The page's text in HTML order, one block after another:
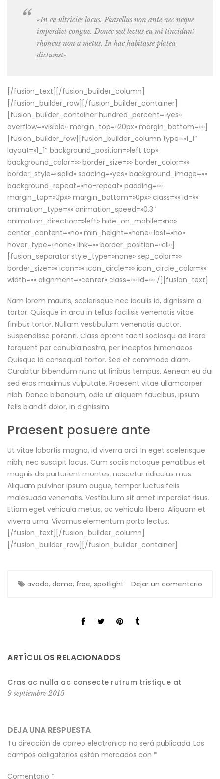
«In eu ultricies lacus. Phasellus non ante nec neque
imperdiet congue. Donec sed lectus eu mi tincidunt
rhoncus non a metus. In hac habitasse platea
dictumst»
[/fusion_text][/fusion_builder_column]
[/fusion_builder_row][/fusion_builder_container]
[fusion_builder_container hundred_percent=»yes»
overflow=»visible» margin_top=»20px» margin_bottom=»»]
[fusion_builder_row][fusion_builder_column type=»1_1″
layout=»1_1″ background_position=»left top»
background_color=»» border_size=»» border_color=»»
border_style=»solid» spacing=»yes» background_image=»»
background_repeat=»no-repeat» padding=»»
margin_top=»0px» margin_bottom=»0px» class=»» id=»»
animation_type=»» animation_speed=»0.3″
animation_direction=»left» hide_on_mobile=»no»
center_content=»no» min_height=»none» last=»no»
hover_type=»none» link=»» border_position=»all»]
[fusion_separator style_type=»none» sep_color=»»
border_size=»» icon=»» icon_circle=»» icon_circle_color=»»
width=»» alignment=»center» class=»» id=»» /][fusion_text]
Nam lorem mauris, scelerisque nec iaculis id, dignissim a
tortor. Quisque in arcu in tellus facilisis venenatis vitae
finibus tortor. Nullam vestibulum venenatis auctor.
Suspendisse potenti. Class aptent taciti sociosqu ad litora
torquent per conubia nostra, per inceptos himenaeos.
Quisque id consequat tortor. Sed et commodo diam.
Curabitur bibendum nunc ut finibus tempus. Aenean eu dui
sed eros maximus vulputate. Praesent vitae ullamcorper
nibh. Donec bibendum, odio ut aliquam faucibus, ipsum
felis blandit dolor, in dignissim.
Praesent posuere ante
Ut vitae lobortis magna, id viverra orci. In eget scelerisque
nibh, nec suscipit lacus. Cum sociis natoque penatibus et
magnis dis parturient montes, nascetur ridiculus mus.
Aliquam pulvinar ipsum augue, tempor luctus felis
malesuada venenatis. Vestibulum sit amet imperdiet risus.
Etiam eget vehicula metus, ac vehicula libero. Aliquam et
viverra urna. Vivamus elementum porta lectus.
[/fusion_text][/fusion_builder_column]
[/fusion_builder_row][/fusion_builder_container]
avada, demo, free, spotlight Dejar un comentario
ARTÍCULOS RELACIONADOS
Cras ac nulla ac consecte rutrum tristique at
9 septiembre 2015
DEJA UNA RESPUESTA
Tu dirección de correo electrónico no será publicada. Los
campos obligatorios están marcados con *
Comentario *